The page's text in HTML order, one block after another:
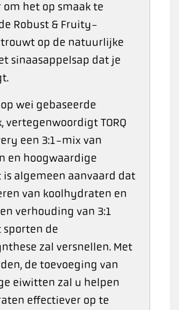
om het op smaak te
Robust & Fruity-
op de natuurlijke
sinaasappelsap dat je
wei gebaseerde
vertegenwoordigt TORQ
een 3:1-mix van
en hoogwaardige
is algemeen aanvaard dat
van koolhydraten en
verhouding van 3:1
sporten de
zal versnellen. Met
de toevoeging van
eiwitten zal u helpen
effectiever op te